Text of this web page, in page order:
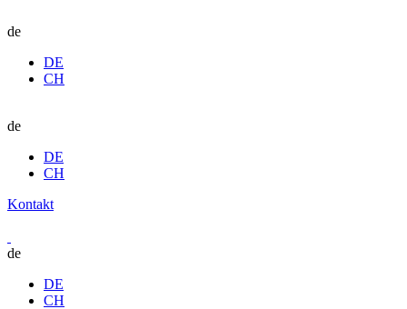
de
DE
CH
de
DE
CH
Kontakt
de
DE
CH